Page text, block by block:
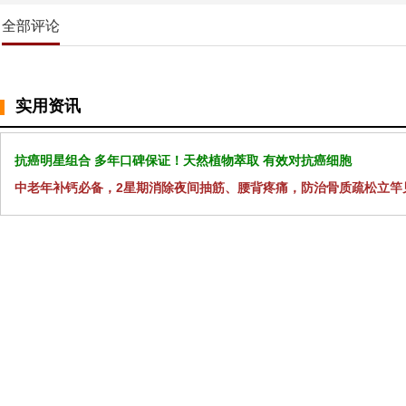
全部评论
实用资讯
抗癌明星组合 多年口碑保证！天然植物萃取 有效对抗癌细胞
中老年补钙必备，2星期消除夜间抽筋、腰背疼痛，防治骨质疏松立竿